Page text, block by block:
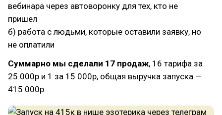
вебинара через автоворонку для тех, кто не
пришел
б) работа с людьми, которые оставили заявку, но
не оплатили
Суммарно мы сделали 17 продаж, 16 тарифа за
25 000р и 1 за 15 000р, общая выручка запуска —
415 000р.